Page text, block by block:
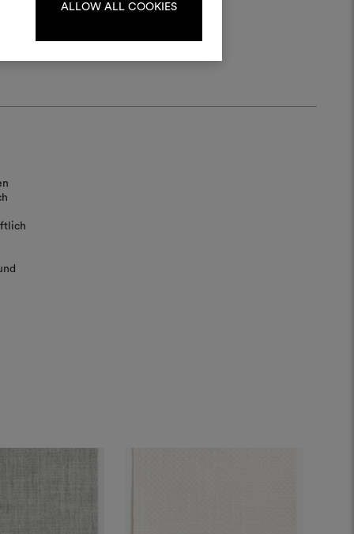
ALLOW ALL COOKIES
oder registrieren Sie sich.